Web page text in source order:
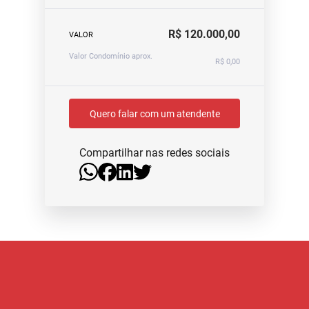
VALOR R$ 120.000,00
Valor Condomínio aprox.
R$ 0,00
Quero falar com um atendente
Compartilhar nas redes sociais